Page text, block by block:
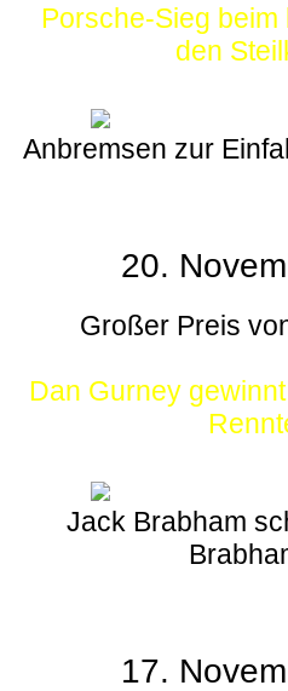
Porsche-Sieg
den
Anbremsen zur
20.
Großer Preis
Dan Gurney
Jack Brabham
17.